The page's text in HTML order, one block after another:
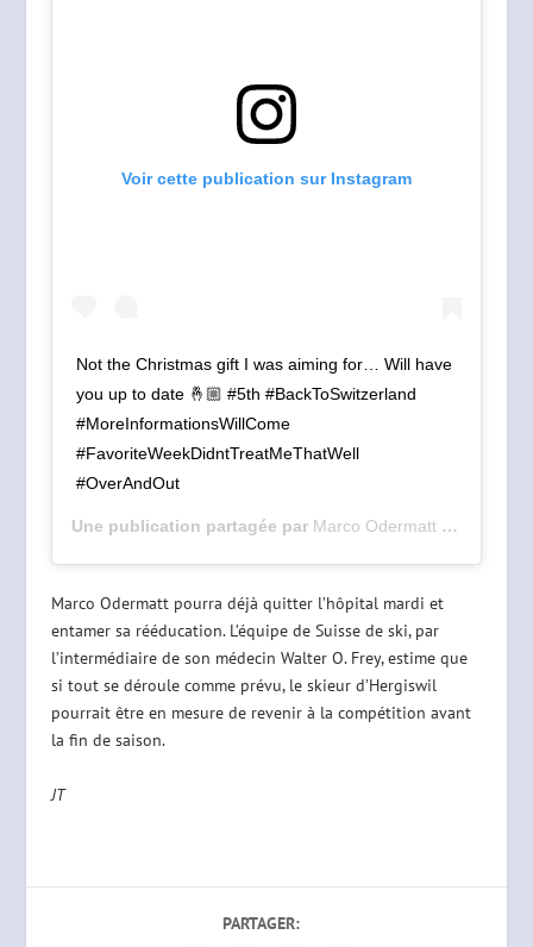
Voir cette publication sur Instagram
Not the Christmas gift I was aiming for… Will have
you up to date 🤞🏼 #5th #BackToSwitzerland
#MoreInformationsWillCome
#FavoriteWeekDidntTreatMeThatWell
#OverAndOut
Une publication partagée par Marco Odermatt(@marcoodermatt) le
Marco Odermatt pourra déjà quitter l’hôpital mardi et
entamer sa rééducation. L’équipe de Suisse de ski, par
l’intermédiaire de son médecin Walter O. Frey, estime que
si tout se déroule comme prévu, le skieur d’Hergiswil
pourrait être en mesure de revenir à la compétition avant
la fin de saison.
JT
PARTAGER: